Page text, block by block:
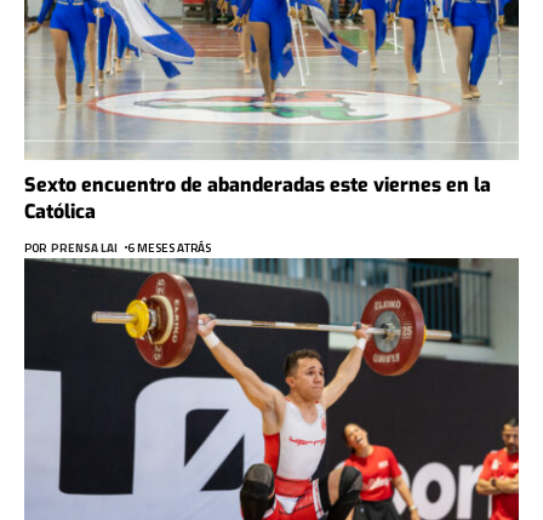
Sexto encuentro de abanderadas este viernes en la
Católica
POR PRENSA LAI 6 MESES ATRÁS